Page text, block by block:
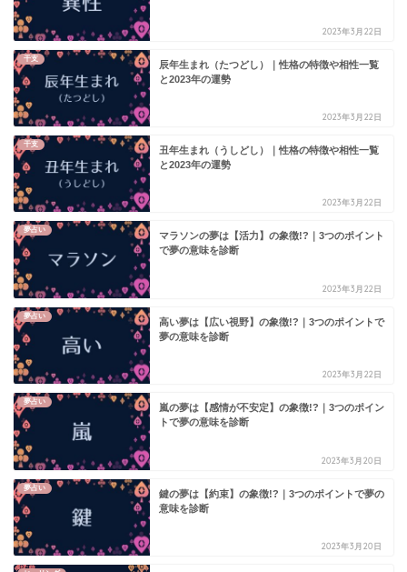
2023年3月22日
干支
辰年生まれ（たつどし）｜性格の特徴や相性一覧
と2023年の運勢
2023年3月22日
干支
丑年生まれ（うしどし）｜性格の特徴や相性一覧
と2023年の運勢
2023年3月22日
夢占い
マラソンの夢は【活力】の象徴!?｜3つのポイント
で夢の意味を診断
2023年3月22日
夢占い
高い夢は【広い視野】の象徴!?｜3つのポイントで
夢の意味を診断
2023年3月22日
夢占い
嵐の夢は【感情が不安定】の象徴!?｜3つのポイン
トで夢の意味を診断
2023年3月20日
夢占い
鍵の夢は【約束】の象徴!?｜3つのポイントで夢の
意味を診断
2023年3月20日